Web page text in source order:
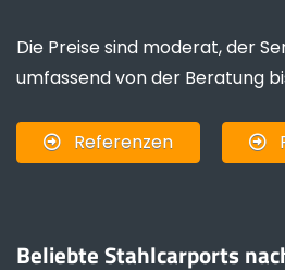
Die Preise sind moderat, der
umfassend von der Beratung
Referenzen
Beliebte Stahlcarports